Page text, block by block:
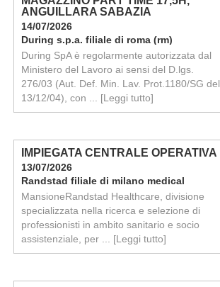
ANGUILLARA SABAZIA
14/07/2026
During s.p.a. filiale di roma (rm)
During SpA è regolarmente autorizzata dal
Ministero del Lavoro ai sensi del D.lgs.
276/03 (Aut. Def. Min. Lav. Prot.1180/SG del
13/12/04), con ... [Leggi tutto]
IMPIEGATA CENTRALE OPERATIVA
13/07/2026
Randstad filiale di milano medical
MansioneRandstad Healthcare, divisione
specializzata nella ricerca e selezione di
professionisti in ambito sanitario e socio
assistenziale, per ... [Leggi tutto]